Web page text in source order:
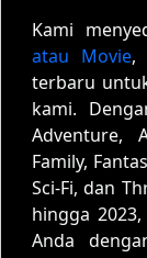
Kami
atau Movie,
terbaru
kami.
Adventure,
Family,
Sci-Fi, dan
hingga
Anda